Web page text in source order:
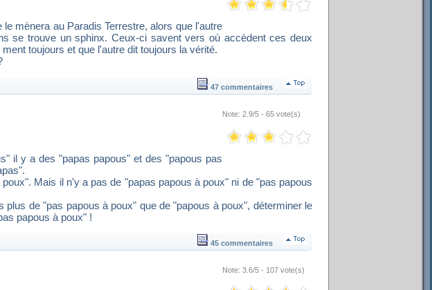
mènera au Paradis Terrestre, alors que l'autre
se trouve un sphinx. Ceux-ci savent vers où accèdent ces deux
toujours et que l'autre dit toujours la vérité.
47 commentaires
Note: 2.9/5 - 65 vote(s)
il y a des "papas papous" et des "papous pas
Mais il n'y a pas de "papas papous à poux" ni de "pas papous
de "pas papous à poux" que de "papous à poux", déterminer le
papous à poux" !
45 commentaires
Note: 3.6/5 - 107 vote(s)